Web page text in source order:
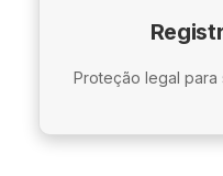
Proteção legal para